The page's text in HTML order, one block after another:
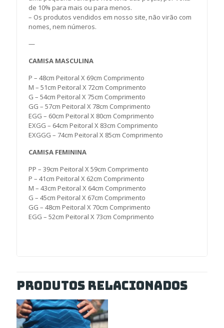
de 10% para mais ou para menos.
– Os produtos vendidos em nosso site, não virão com
nomes, nem números.
—
CAMISA MASCULINA
P – 48cm Peitoral X 69cm Comprimento
M – 51cm Peitoral X 72cm Comprimento
G – 54cm Peitoral X 75cm Comprimento
GG – 57cm Peitoral X 78cm Comprimento
EGG – 60cm Peitoral X 80cm Comprimento
EXGG – 64cm Peitoral X 83cm Comprimento
EXGGG – 74cm Peitoral X 85cm Comprimento
CAMISA FEMININA
PP – 39cm Peitoral X 59cm Comprimento
P – 41cm Peitoral X 62cm Comprimento
M – 43cm Peitoral X 64cm Comprimento
G – 45cm Peitoral X 67cm Comprimento
GG – 48cm Peitoral X 70cm Comprimento
EGG – 52cm Peitoral X 73cm Comprimento
Produtos relacionados